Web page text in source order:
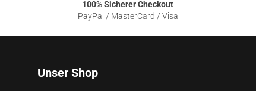
100% Sicherer Checkout
PayPal / MasterCard / Visa
Unser Shop